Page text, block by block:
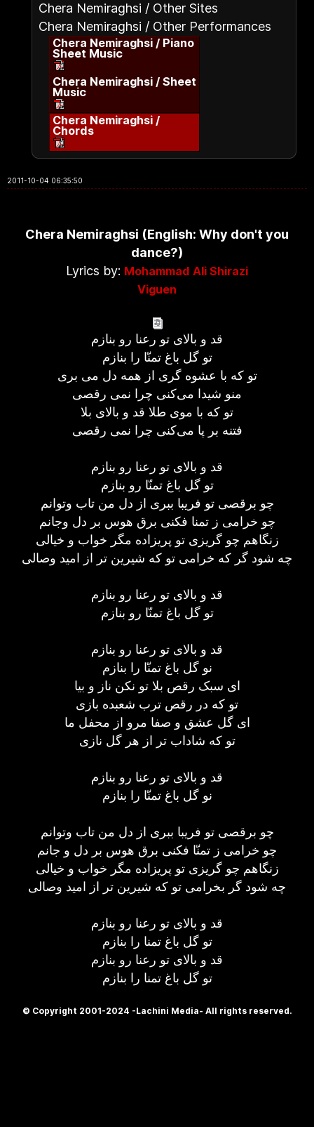
Chera Nemiraghsi / Other Sites
Chera Nemiraghsi / Other Performances
Chera Nemiraghsi / Piano
Sheet Music
Chera Nemiraghsi / Sheet
Music
Chera Nemiraghsi /
Chords
2011-10-04 06:35:50
Chera Nemiraghsi (English: Why don't you
dance?)
Lyrics by: Mohammad Ali Shirazi
Viguen
قد و بالای تو رعنا رو بنازم
تو گل باغ تمنّا را بنازم
تو كه با عشوه گری از همه دل می بری
منو شیدا می‌كنی چرا نمی رقصی
تو كه با موی طلا قد و بالای بلا
فتنه بر پا می‌كنی چرا نمی رقصی
قد و بالای تو رعنا رو بنازم
تو گل باغ تمنّا رو بنازم
چو برقصی تو فریبا ببری از دل من تاب وتوانم
چو خرامی ز تمنا فكنی برق هوس بر دل وجانم
زنگاهم چو گریزی تو پریزاده مگر خواب و خیالی
چه شود گر كه خرامی تو كه شیرین تر از امید وصالی
قد و بالای تو رعنا رو بنازم
تو گل باغ تمنّا رو بنازم
قد و بالای تو رعنا رو بنازم
نو گل باغ تمنّا را بنازم
ای سبک رقص بلا تو نکن ناز و بیا
تو که در رقص ترب شعبده بازی
ای گل عشق و صفا مرو از محفل ما
تو که شاداب تر از هر گل نازی
قد و بالای تو رعنا رو بنازم
نو گل باغ تمنّا را بنازم
چو برقصی تو فریبا ببری از دل من تاب وتوانم
چو خرامی ز تمنّا فكنی برق هوس بر دل و جانم
زنگاهم چو گریزی تو پریزاده مگر خواب و خیالی
چه شود گر بخرامی تو كه شیرین تر از امید وصالی
قد و بالای تو رعنا رو بنازم
تو گل باغ تمنا را بنازم
قد و بالای تو رعنا رو بنازم
تو گل باغ تمنا را بنازم
© Copyright 2001-2024 -Lachini Media- All rights reserved.